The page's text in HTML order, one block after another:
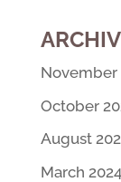
November
October
August
March 2024